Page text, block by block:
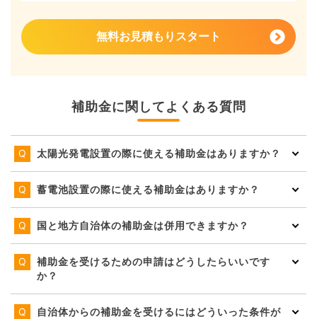
無料お見積もりスタート
補助金に関してよくある質問
太陽光発電設置の際に使える補助金はありますか？
蓄電池設置の際に使える補助金はありますか？
国と地方自治体の補助金は併用できますか？
補助金を受けるための申請はどうしたらいいです
か？
自治体からの補助金を受けるにはどういった条件が